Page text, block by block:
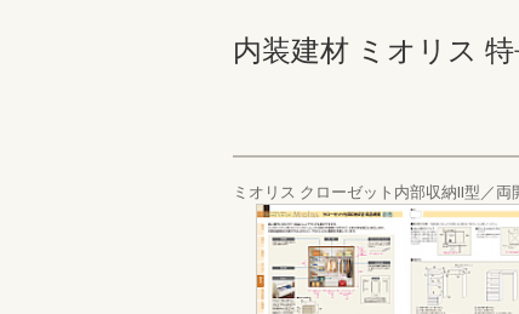
内装建材 ミオリス
ミオリス クローゼット内部収納Ⅱ型／